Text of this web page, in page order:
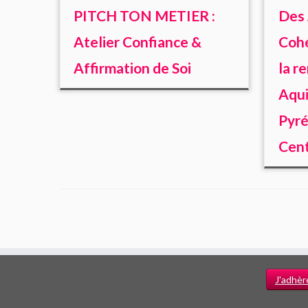
PITCH TON METIER :
Atelier Confiance &
Affirmation de Soi
la